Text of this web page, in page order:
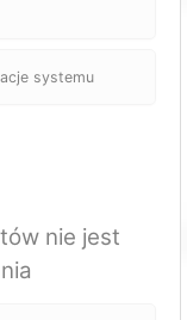
systemu
nie jest